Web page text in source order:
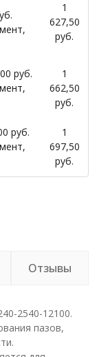
1
627,50
руб.
руб.
1
662,50
руб.
руб.
1
697,50
руб.
Отзывы
2540-12100.
пазов,